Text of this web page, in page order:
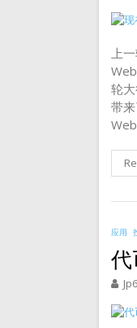
上
轮
带
应用
代